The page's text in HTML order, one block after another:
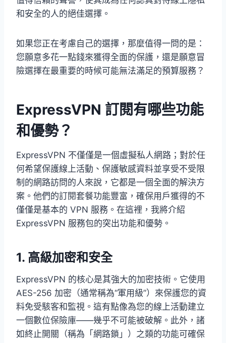
和安全的人的絕佳選擇。
如果您正在考慮自己的選擇，那麼值得一問的是：
您願意多花一點錢來獲得全面的保護，還是願意冒
險選擇在最重要的時候可能無法滿足的預算服務？
ExpressVPN 訂閱有哪些功能
和優勢？
ExpressVPN 不僅僅是一個虛擬私人網路；對於任
何希望保護線上活動、保護敏感資料並享受不受限
制的網路訪問的人來說，它都是一個全面的解決方
案。他們的訂閱套餐功能豐富，確保用戶獲得的不
僅僅是基本的 VPN 服務。在這裡，我將介紹
ExpressVPN 服務包的突出功能和優勢。
1. 高級加密和安全
ExpressVPN 的核心是其強大的加密技術。它使用
AES-256 加密（通常稱為“軍用級”）來保護您的資
料免受駭客和監視。這有點像為您的線上活動建立
一個數位保險庫——幾乎不可能被破解。此外，諸
如終止開關（稱為「網路鎖」）之類的功能可確保